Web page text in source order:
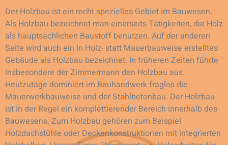
Der Holzbau ist ein recht spezielles Gebiet im Bauwesen.
Als Holzbau bezeichnet man einerseits Tätigkeiten, die Holz
als hauptsächlichen Baustoff benutzen. Auf der anderen
Seite wird auch ein in Holz- statt Mauerbauweise erstelltes
Gebäude als Holzbau bezeichnet. In früheren Zeiten führte
insbesondere der Zimmermann den Holzbau aus.
Heutzutage dominiert im Bauhandwerk fraglos die
Mauerwerkbauweise und der Stahlbetonbau. Der Holzbau
ist in der Regel ein komplettierender Bereich innerhalb des
Bauwesens. Zum Holzbau gehören zum Beispiel
Holzdachstühle oder Deckenkonstruktionen mit integrierten